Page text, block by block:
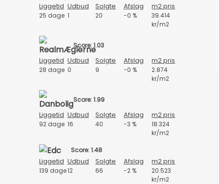
Liggetid Udbud Solgte Afslag m2 pris
25 dage 1 20 -0 %
39.414
kr/m2
Score: 1.03
Liggetid Udbud Solgte Afslag m2 pris
28 dage 0 9 -0 %
2.874
kr/m2
Score: 1.99
Liggetid Udbud Solgte Afslag m2 pris
92 dage 16 40 -3 %
18.324
kr/m2
Score: 1.48
Liggetid Udbud Solgte Afslag m2 pris
139 dage12 66 -2 %
20.523
kr/m2